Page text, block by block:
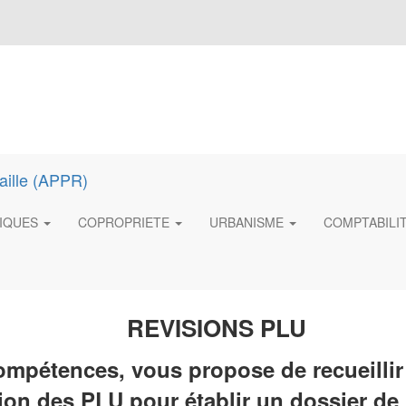
COPROPRIETE URBANISME
REVISIONS PLU
vous propose de